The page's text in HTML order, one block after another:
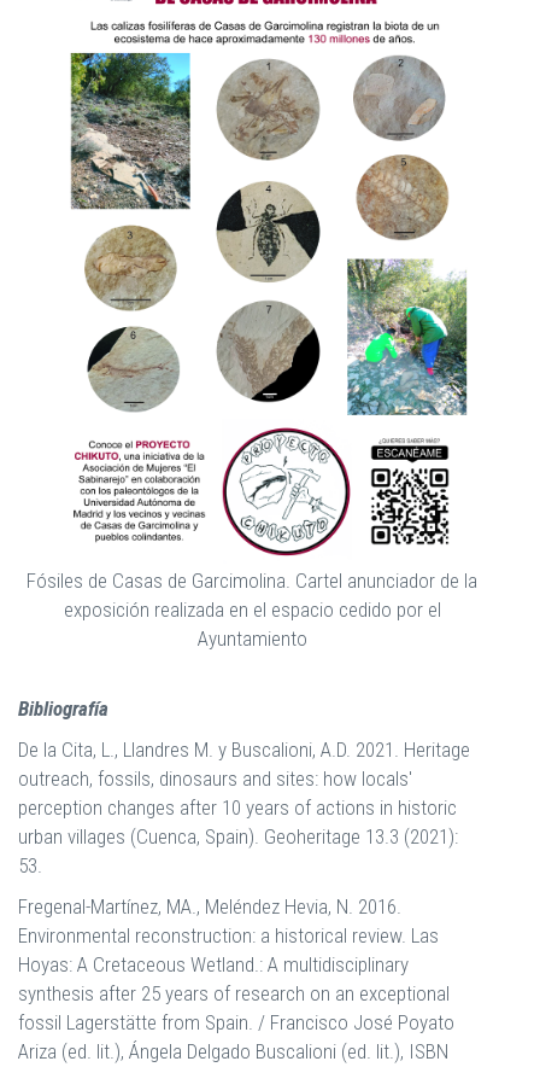
Fósiles de Casas de Garcimolina. Cartel anunciador de la
exposición realizada en el espacio cedido por el
Ayuntamiento
Bibliografía
De la Cita, L., Llandres M. y Buscalioni, A.D. 2021. Heritage
outreach, fossils, dinosaurs and sites: how locals'
perception changes after 10 years of actions in historic
urban villages (Cuenca, Spain). Geoheritage 13.3 (2021):
53.
Fregenal-Martínez, MA., Meléndez Hevia, N. 2016.
Environmental reconstruction: a historical review. Las
Hoyas: A Cretaceous Wetland.: A multidisciplinary
synthesis after 25 years of research on an exceptional
fossil Lagerstätte from Spain. / Francisco José Poyato
Ariza (ed. lit.), Ángela Delgado Buscalioni (ed. lit.), ISBN